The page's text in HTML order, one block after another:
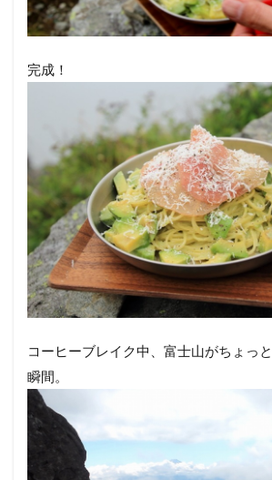
完成！
コーヒーブレイク中、富士山がちょっ
瞬間。